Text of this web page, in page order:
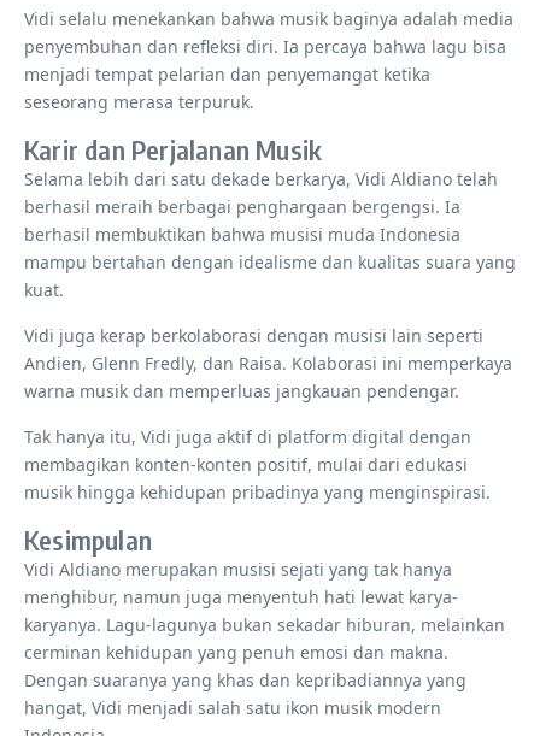
Vidi selalu menekankan bahwa musik baginya adalah media
penyembuhan dan refleksi diri. Ia percaya bahwa lagu bisa
menjadi tempat pelarian dan penyemangat ketika
seseorang merasa terpuruk.
Karir dan Perjalanan Musik
Selama lebih dari satu dekade berkarya, Vidi Aldiano telah
berhasil meraih berbagai penghargaan bergengsi. Ia
berhasil membuktikan bahwa musisi muda Indonesia
mampu bertahan dengan idealisme dan kualitas suara yang
kuat.
Vidi juga kerap berkolaborasi dengan musisi lain seperti
Andien, Glenn Fredly, dan Raisa. Kolaborasi ini memperkaya
warna musik dan memperluas jangkauan pendengar.
Tak hanya itu, Vidi juga aktif di platform digital dengan
membagikan konten-konten positif, mulai dari edukasi
musik hingga kehidupan pribadinya yang menginspirasi.
Kesimpulan
Vidi Aldiano merupakan musisi sejati yang tak hanya
menghibur, namun juga menyentuh hati lewat karya-
karyanya. Lagu-lagunya bukan sekadar hiburan, melainkan
cerminan kehidupan yang penuh emosi dan makna.
Dengan suaranya yang khas dan kepribadiannya yang
hangat, Vidi menjadi salah satu ikon musik modern